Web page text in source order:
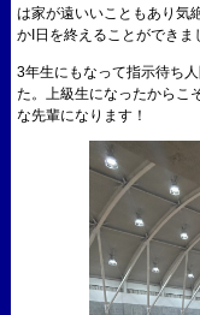
は家が遠いいこともあり気
かI日を終えることができま
3年生にもなって指示待ち
た。上級生になったからこ
な先輩になります！